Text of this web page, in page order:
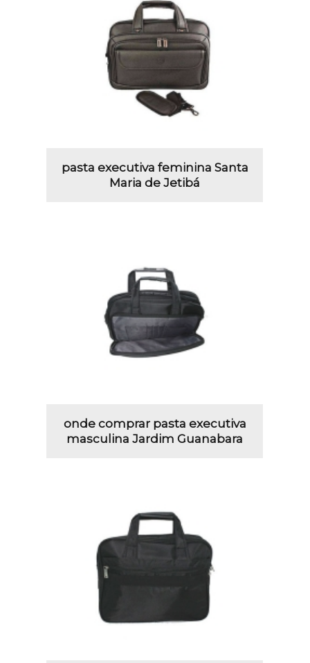
pasta executiva feminina Santa
Maria de Jetibá
onde comprar pasta executiva
masculina Jardim Guanabara